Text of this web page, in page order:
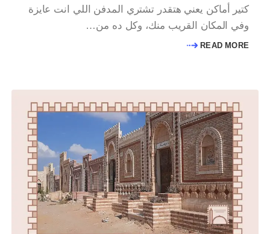
كتير أماكن يعني هتقدر تشتري المدفن اللي انت عايزة
وفي المكان القريب منك، وكل ده من…
READ MORE